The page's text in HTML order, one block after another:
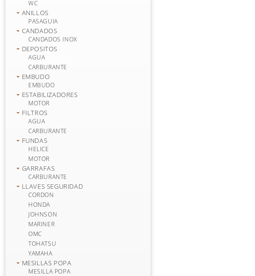
WC
ANILLOS
PASAGUIA
CANDADOS
CANDADOS INOX
DEPOSITOS
AGUA
CARBURANTE
EMBUDO
EMBUDO
ESTABILIZADORES
MOTOR
FILTROS
AGUA
CARBURANTE
FUNDAS
HELICE
MOTOR
GARRAFAS
CARBURANTE
LLAVES SEGURIDAD
CORDON
HONDA
JOHNSON
MARINER
OMC
TOHATSU
YAMAHA
MESILLAS POPA
MESILLA POPA